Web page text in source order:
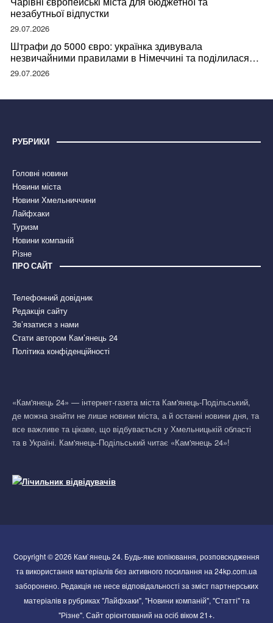
незабутньої відпустки
29.07.2026
Штрафи до 5000 євро: українка здивувала
незвичайними правилами в Німеччині та поділилася
правдою
29.07.2026
РУБРИКИ
Головні новини
Новини міста
Новини Хмельниччини
Лайфхаки
Туризм
Новини компаній
Різне
ПРО САЙТ
Телефонний довідник
Редакція сайту
Зв’язатися з нами
Стати автором Кам’янець 24
Політика конфіденційності
«Кам'янець 24» — інтернет-газета міста Кам'янець-Подільський,
де можна знайти не лише новини міста, а й останні новини дня, та
все важливе та цікаве, що відбувається у Хмельницькій області
та в Україні. Кам'янець-Подільський читає «Кам'янець 24»!
Copyright © 2026 Кам`янець 24. Будь-яке копіювання, розповсюдження
та використання матеріалів без активного посилання на 24kp.com.ua
заборонено. Редакція не несе відповідальності за зміст партнерських
матеріалів в рубриках "Лайфхаки", "Новини компаній", "Статті" та
"Різне". Сайт орієнтований на осіб віком 21+.